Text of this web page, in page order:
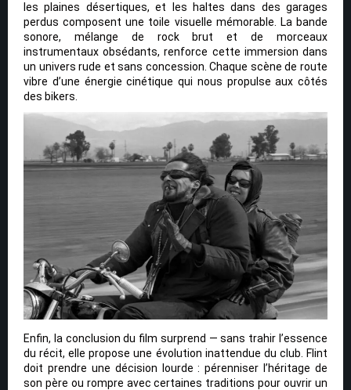
les plaines désertiques, et les haltes dans des garages
perdus composent une toile visuelle mémorable. La bande
sonore, mélange de rock brut et de morceaux
instrumentaux obsédants, renforce cette immersion dans
un univers rude et sans concession. Chaque scène de route
vibre d’une énergie cinétique qui nous propulse aux côtés
des bikers.
Enfin, la conclusion du film surprend — sans trahir l’essence
du récit, elle propose une évolution inattendue du club. Flint
doit prendre une décision lourde : pérenniser l’héritage de
son père ou rompre avec certaines traditions pour ouvrir un